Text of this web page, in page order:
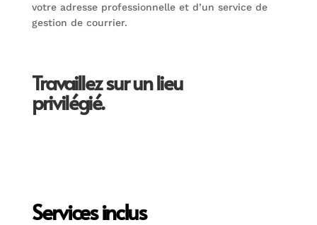
votre adresse professionnelle et d’un service de
gestion de courrier.
Travaillez sur un lieu
privilégié.
Services inclus